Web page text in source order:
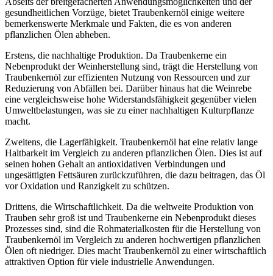
gesundheitlichen Vorzüge, bietet Traubenkernöl einige weitere
bemerkenswerte Merkmale und Fakten, die es von anderen
pflanzlichen Ölen abheben.
Erstens, die nachhaltige Produktion. Da Traubenkerne ein
Nebenprodukt der Weinherstellung sind, trägt die Herstellung von
Traubenkernöl zur effizienten Nutzung von Ressourcen und zur
Reduzierung von Abfällen bei. Darüber hinaus hat die Weinrebe
eine vergleichsweise hohe Widerstandsfähigkeit gegenüber vielen
Umweltbelastungen, was sie zu einer nachhaltigen Kulturpflanze
macht.
Zweitens, die Lagerfähigkeit. Traubenkernöl hat eine relativ lange
Haltbarkeit im Vergleich zu anderen pflanzlichen Ölen. Dies ist auf
seinen hohen Gehalt an antioxidativen Verbindungen und
ungesättigten Fettsäuren zurückzuführen, die dazu beitragen, das Öl
vor Oxidation und Ranzigkeit zu schützen.
Drittens, die Wirtschaftlichkeit. Da die weltweite Produktion von
Trauben sehr groß ist und Traubenkerne ein Nebenprodukt dieses
Prozesses sind, sind die Rohmaterialkosten für die Herstellung von
Traubenkernöl im Vergleich zu anderen hochwertigen pflanzlichen
Ölen oft niedriger. Dies macht Traubenkernöl zu einer wirtschaftlich
attraktiven Option für viele industrielle Anwendungen.